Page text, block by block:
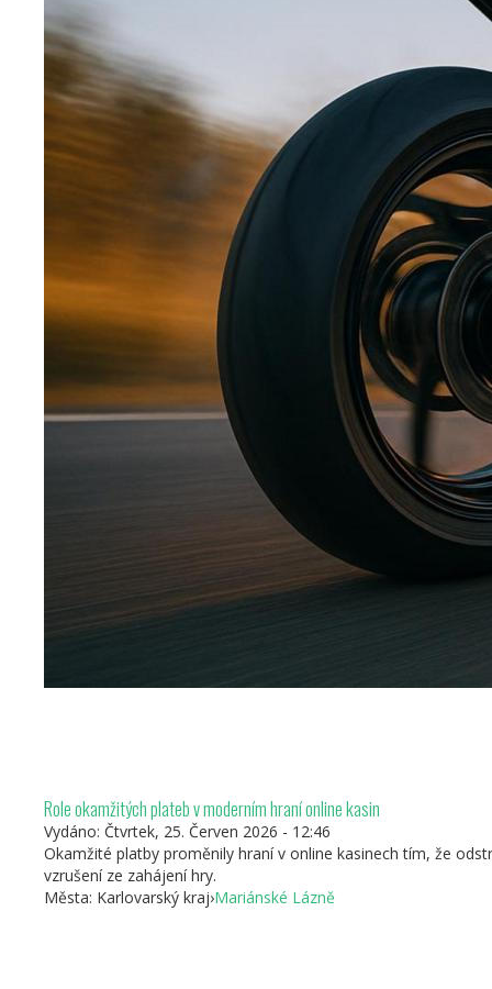
Role okamžitých plateb v moderním hraní online kasin
Vydáno: Čtvrtek, 25. Červen 2026 - 12:46
Okamžité platby proměnily hraní v online kasinech tím, že
vzrušení ze zahájení hry.
Města: Karlovarský kraj›Mariánské Lázně